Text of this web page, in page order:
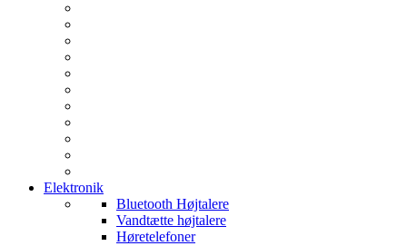
Elektronik
Bluetooth Højtalere
Vandtætte højtalere
Høretelefoner